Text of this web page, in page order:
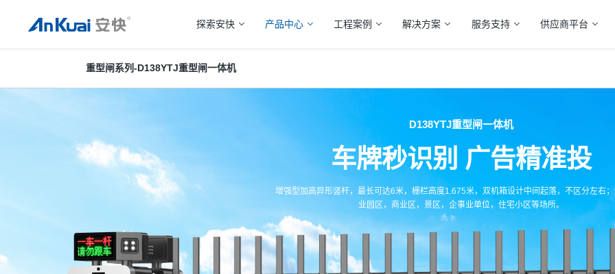
探索安快 产品中心 工程案例 解决方案 服务支持 供应商平台
重型闸系列-D138YTJ重型闸一体机
D138YTJ重型闸一体机
车牌秒识别 广告精准投
增强型加高异形竖杆，最长可达6米，栅栏高度1.675米，双机箱设计中间起落，不区分左右
业园区，商业区，景区，企事业单位，住宅小区等场所。